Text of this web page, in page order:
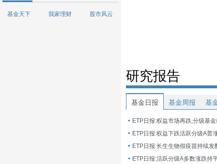
基金天下 我家理财 股市风云
研究报告
基金日报 基金周报 基
ETP日报:权益市场再跌,分级基
ETP日报:长生生物假疫苗持续发
ETP日报:活跃分级A多数涨跌持